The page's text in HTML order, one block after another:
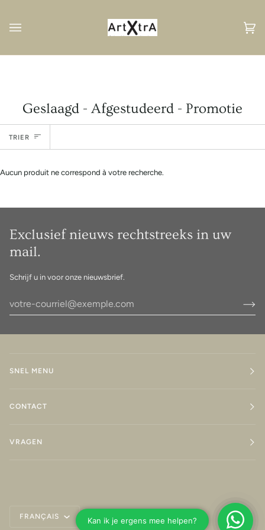
contenu
Geslaagd - Afgestudeerd - Promotie
Trier
TRIER
Aucun produit ne correspond à votre recherche.
Exclusief nieuws rechtstreeks in uw
mail.
Schrijf u in voor onze nieuwsbrief.
SNEL MENU
CONTACT
VRAGEN
Langue
FRANÇAIS